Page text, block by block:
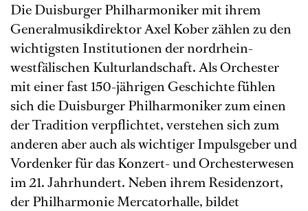
Die Duisburger Philharmoniker mit ihrem
Generalmusikdirektor Axel Kober zählen zu den
wichtigsten Institutionen der nordrhein-
westfälischen Kulturlandschaft. Als Orchester
mit einer fast 150-jährigen Geschichte fühlen
sich die Duisburger Philharmoniker zum einen
der Tradition verpflichtet, verstehen sich zum
anderen aber auch als wichtiger Impulsgeber und
Vordenker für das Konzert- und Orchesterwesen
im 21. Jahrhundert. Neben ihrem Residenzort,
der Philharmonie Mercatorhalle, bildet